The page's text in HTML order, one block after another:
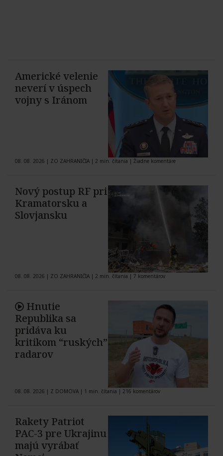
Americké velenie
neverí v úspech
vojny s Iránom
08. 08. 2026 | ZO ZAHRANIČIA | 2 min. čítania | Žiadne komentáre
Nový postup RF pri
Kramatorsku a
Slovjansku
08. 08. 2026 | ZO ZAHRANIČIA | 2 min. čítania | 7 komentárov
Hnutie
Republika sa
pridáva ku
kritikom “ruských”
radarov
08. 08. 2026 | Z DOMOVA | 1 min. čítania | 216 komentárov
Rakety Patriot
PAC-3 pre Ukrajinu
majú vyrábať